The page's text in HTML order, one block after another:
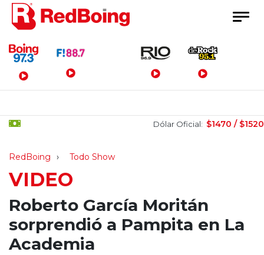
Menú Principal
Dólar Oficial: $1470 / $1520
RedBoing Todo Show
VIDEO
Roberto García Moritán
sorprendió a Pampita en La
Academia